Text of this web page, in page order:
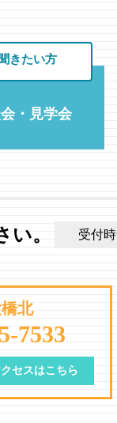
聞きたい方
・見学会
。 受付
北
7533
セスはこちら